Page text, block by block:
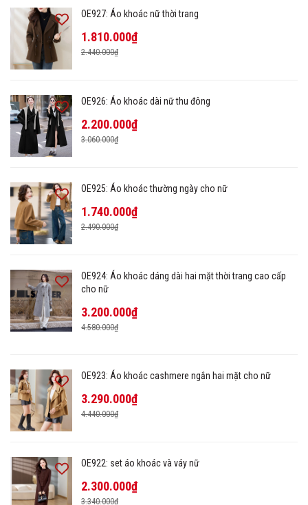
OE927: Áo khoác nữ thời trang
1.810.000₫
2.440.000₫
OE926: Áo khoác dài nữ thu đông
2.200.000₫
3.060.000₫
OE925: Áo khoác thường ngày cho nữ
1.740.000₫
2.490.000₫
OE924: Áo khoác dáng dài hai mặt thời trang cao cấp
cho nữ
3.200.000₫
4.580.000₫
OE923: Áo khoác cashmere ngắn hai mặt cho nữ
3.290.000₫
4.440.000₫
OE922: set áo khoác và váy nữ
2.300.000₫
3.340.000₫